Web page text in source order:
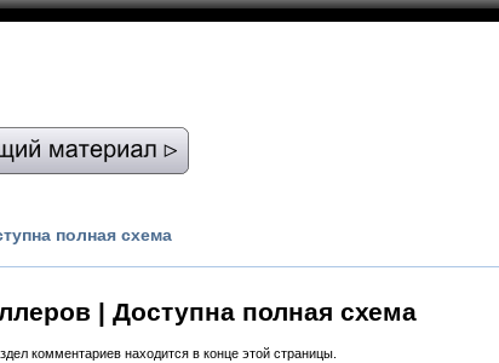
полная схема
| Доступна полная схема
комментариев находится в конце этой страницы.